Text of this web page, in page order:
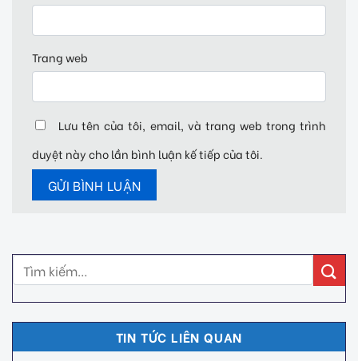
Trang web
Lưu tên của tôi, email, và trang web trong trình
duyệt này cho lần bình luận kế tiếp của tôi.
TIN TỨC LIÊN QUAN